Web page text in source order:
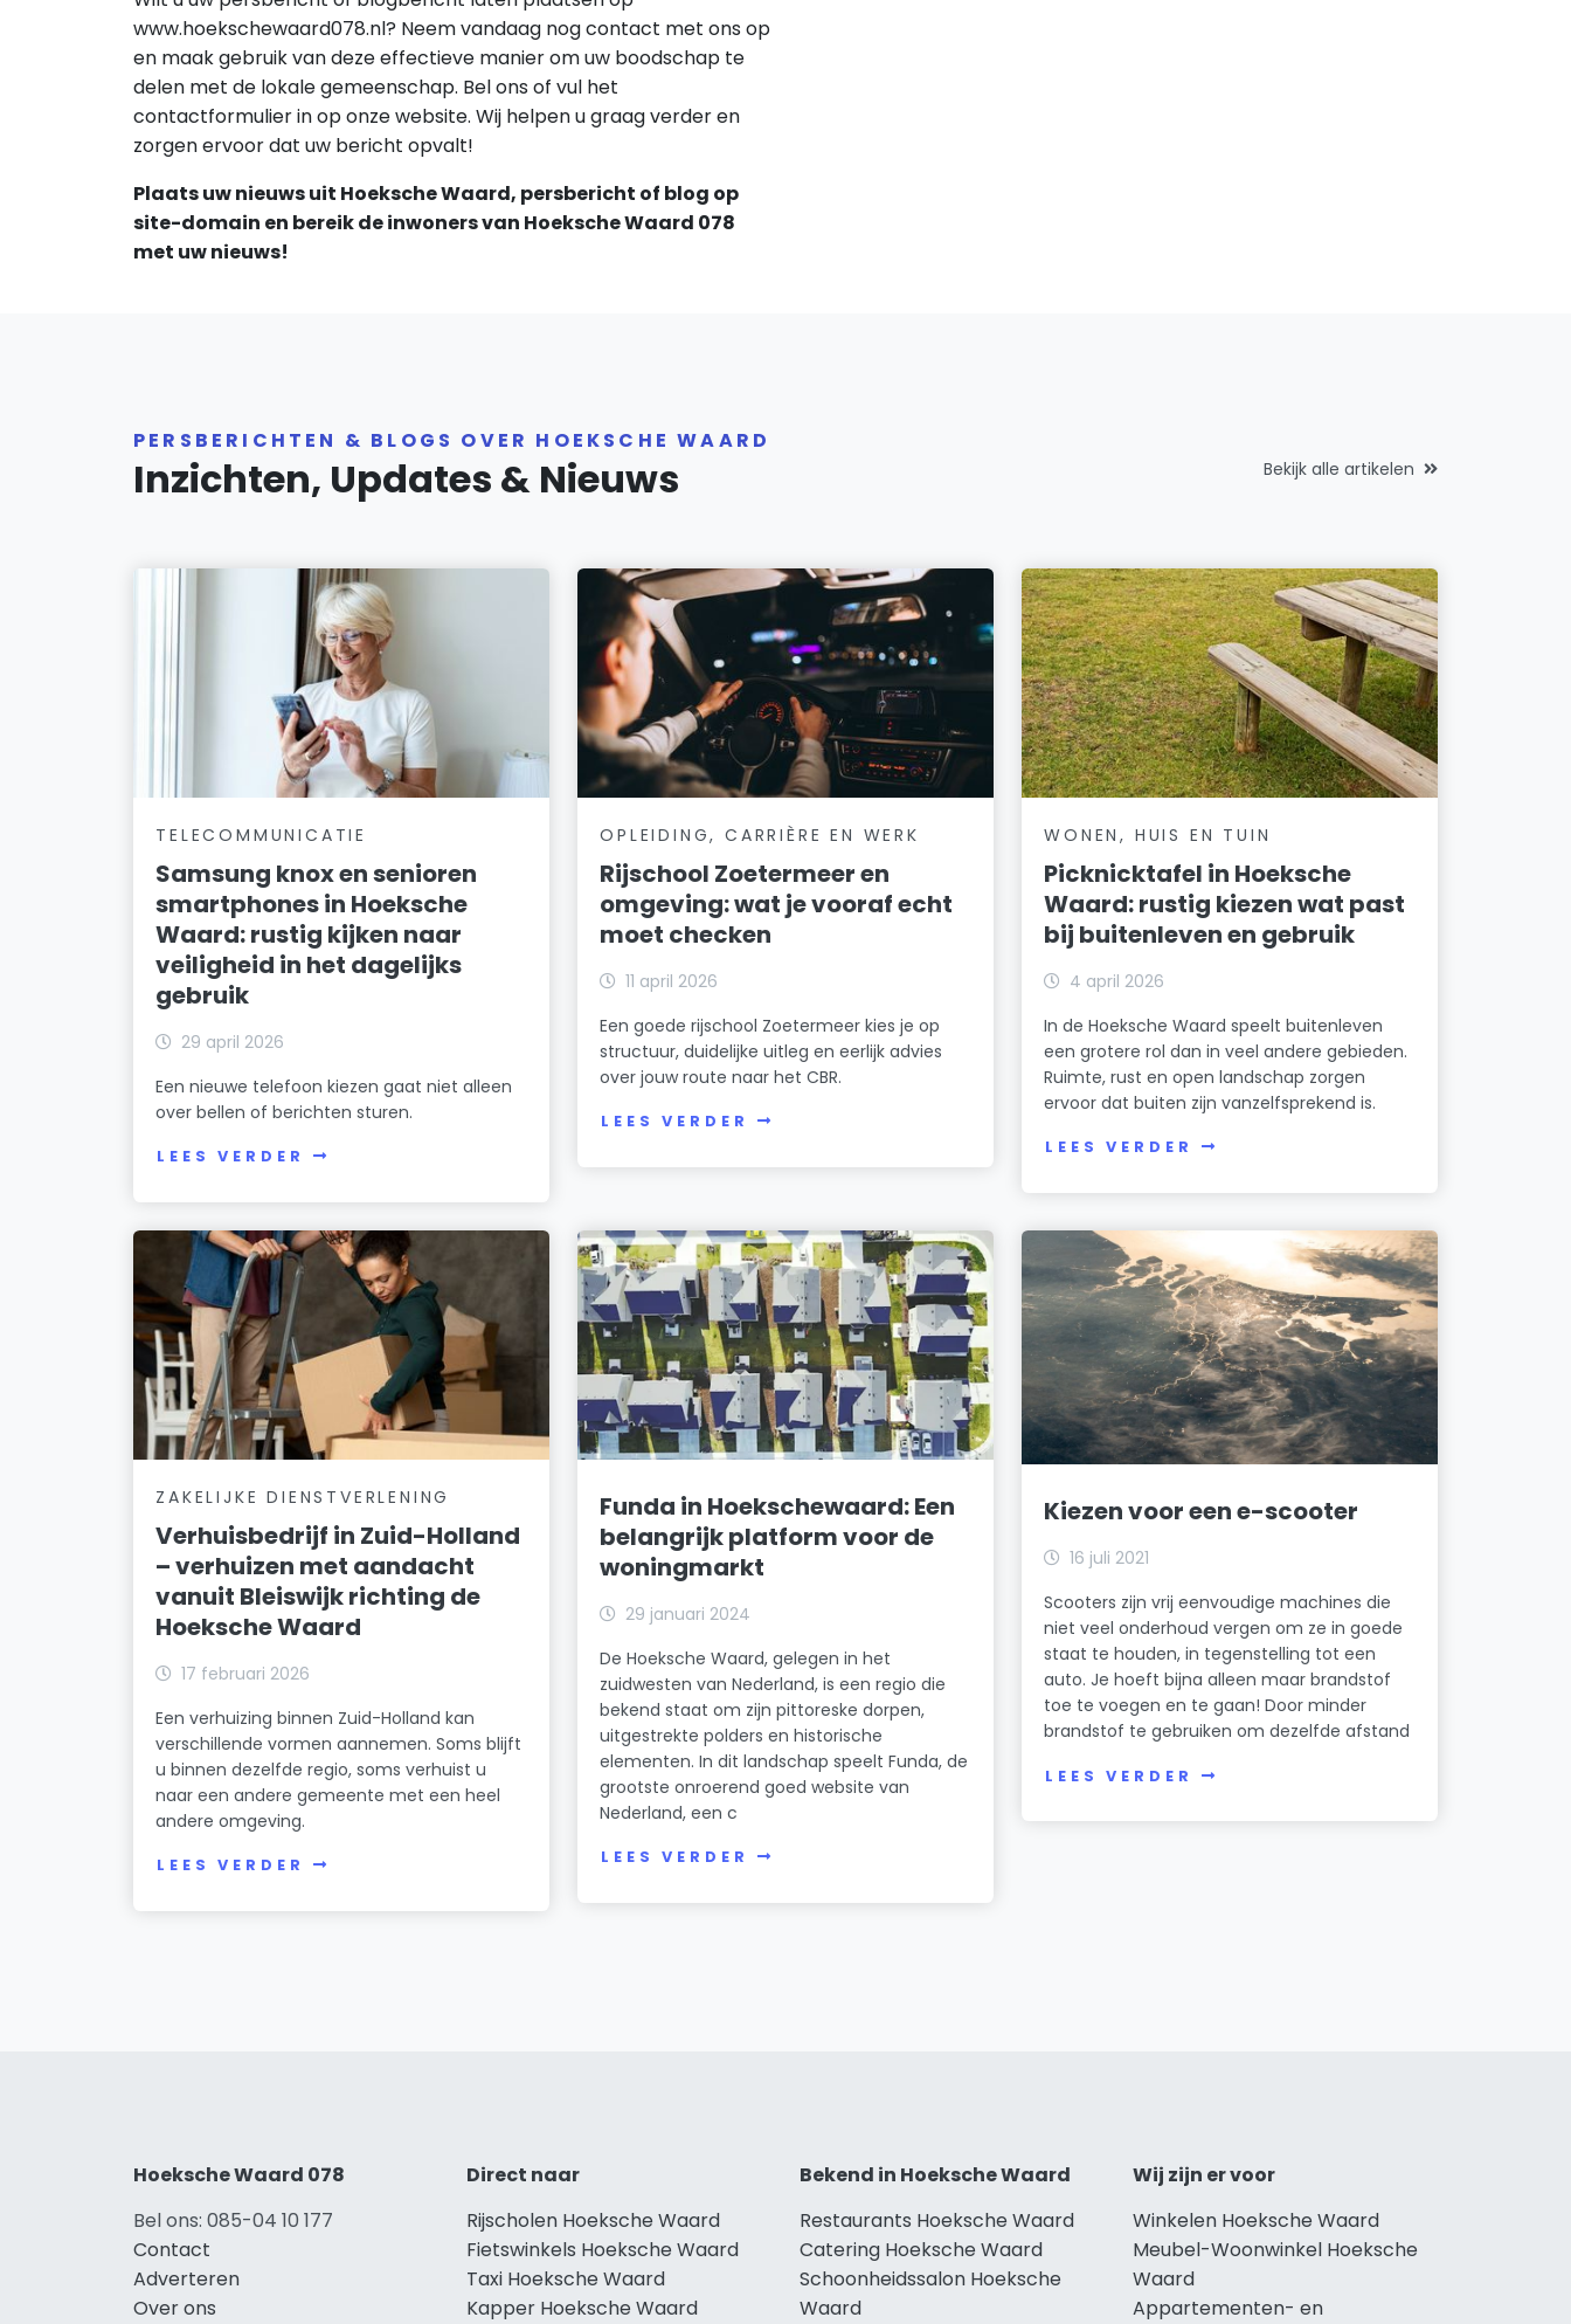
www.hoekschewaard078.nl? Neem vandaag nog contact met ons op
en maak gebruik van deze effectieve manier om uw boodschap te
delen met de lokale gemeenschap. Bel ons of vul het
contactformulier in op onze website. Wij helpen u graag verder en
zorgen ervoor dat uw bericht opvalt!
Plaats uw nieuws uit Hoeksche Waard, persbericht of blog op
site-domain en bereik de inwoners van Hoeksche Waard 078
met uw nieuws!
PERSBERICHTEN & BLOGS OVER HOEKSCHE WAARD
Inzichten, Updates & Nieuws Bekijk alle artikelen
TELECOMMUNICATIE
Samsung knox en senioren
smartphones in Hoeksche
Waard: rustig kijken naar
veiligheid in het dagelijks
gebruik
29 april 2026
Een nieuwe telefoon kiezen gaat niet alleen
over bellen of berichten sturen.
LEES VERDER
OPLEIDING, CARRIÈRE EN WERK
Rijschool Zoetermeer en
omgeving: wat je vooraf echt
moet checken
11 april 2026
Een goede rijschool Zoetermeer kies je op
structuur, duidelijke uitleg en eerlijk advies
over jouw route naar het CBR.
LEES VERDER
WONEN, HUIS EN TUIN
Picknicktafel in Hoeksche
Waard: rustig kiezen wat past
bij buitenleven en gebruik
4 april 2026
In de Hoeksche Waard speelt buitenleven
een grotere rol dan in veel andere gebieden.
Ruimte, rust en open landschap zorgen
ervoor dat buiten zijn vanzelfsprekend is.
LEES VERDER
ZAKELIJKE DIENSTVERLENING
Verhuisbedrijf in Zuid-Holland
– verhuizen met aandacht
vanuit Bleiswijk richting de
Hoeksche Waard
17 februari 2026
Een verhuizing binnen Zuid-Holland kan
verschillende vormen aannemen. Soms blijft
u binnen dezelfde regio, soms verhuist u
naar een andere gemeente met een heel
andere omgeving.
LEES VERDER
Funda in Hoekschewaard: Een
belangrijk platform voor de
woningmarkt
29 januari 2024
De Hoeksche Waard, gelegen in het
zuidwesten van Nederland, is een regio die
bekend staat om zijn pittoreske dorpen,
uitgestrekte polders en historische
elementen. In dit landschap speelt Funda, de
grootste onroerend goed website van
Nederland, een c
LEES VERDER
Kiezen voor een e-scooter
16 juli 2021
Scooters zijn vrij eenvoudige machines die
niet veel onderhoud vergen om ze in goede
staat te houden, in tegenstelling tot een
auto. Je hoeft bijna alleen maar brandstof
toe te voegen en te gaan! Door minder
brandstof te gebruiken om dezelfde afstand
LEES VERDER
Hoeksche Waard 078
Bel ons: 085-04 10 177
Contact
Adverteren
Over ons
Direct naar
Rijscholen Hoeksche Waard
Fietswinkels Hoeksche Waard
Taxi Hoeksche Waard
Kapper Hoeksche Waard
Bekend in Hoeksche Waard
Restaurants Hoeksche Waard
Catering Hoeksche Waard
Schoonheidssalon Hoeksche
Waard
Wij zijn er voor
Winkelen Hoeksche Waard
Meubel-Woonwinkel Hoeksche
Waard
Appartementen- en